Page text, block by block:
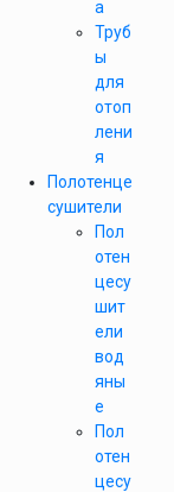
а
Труб
ы
для
отоп
лени
я
Полотенце
сушители
Пол
отен
цесу
шит
ели
вод
яны
е
Пол
отен
цесу